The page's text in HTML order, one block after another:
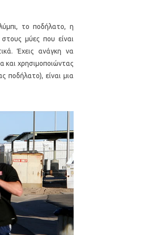
το ποδήλατο, η
μύες που είναι
Έχεις ανάγκη να
και χρησιμοποιώντας
ποδήλατο), είναι μια